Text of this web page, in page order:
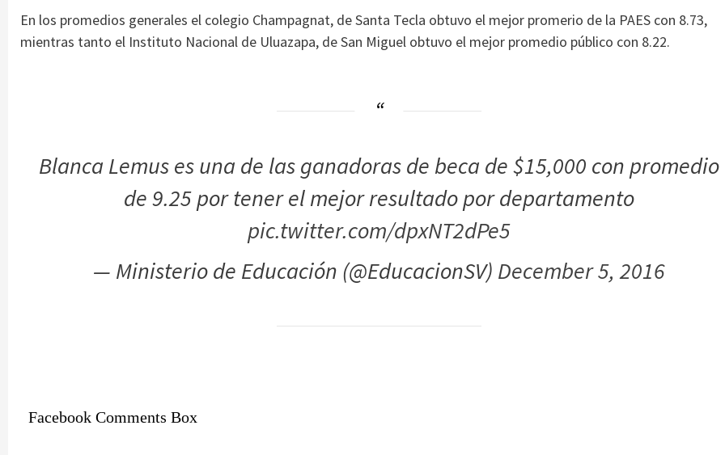
En los promedios generales el colegio Champagnat, de Santa Tecla obtuvo el mejor promerio de la PAES con 8.73,
mientras tanto el Instituto Nacional de Uluazapa, de San Miguel obtuvo el mejor promedio público con 8.22.
Blanca Lemus es una de las ganadoras de beca de $15,000 con promedio
de 9.25 por tener el mejor resultado por departamento
pic.twitter.com/dpxNT2dPe5
— Ministerio de Educación (@EducacionSV) December 5, 2016
Facebook Comments Box